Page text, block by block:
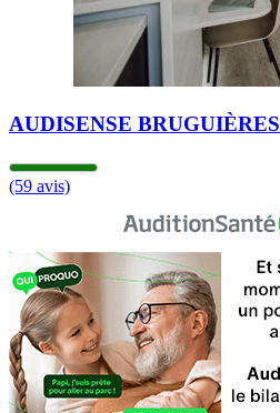
AUDISENSE BRUGUIÈRES
(59 avis)